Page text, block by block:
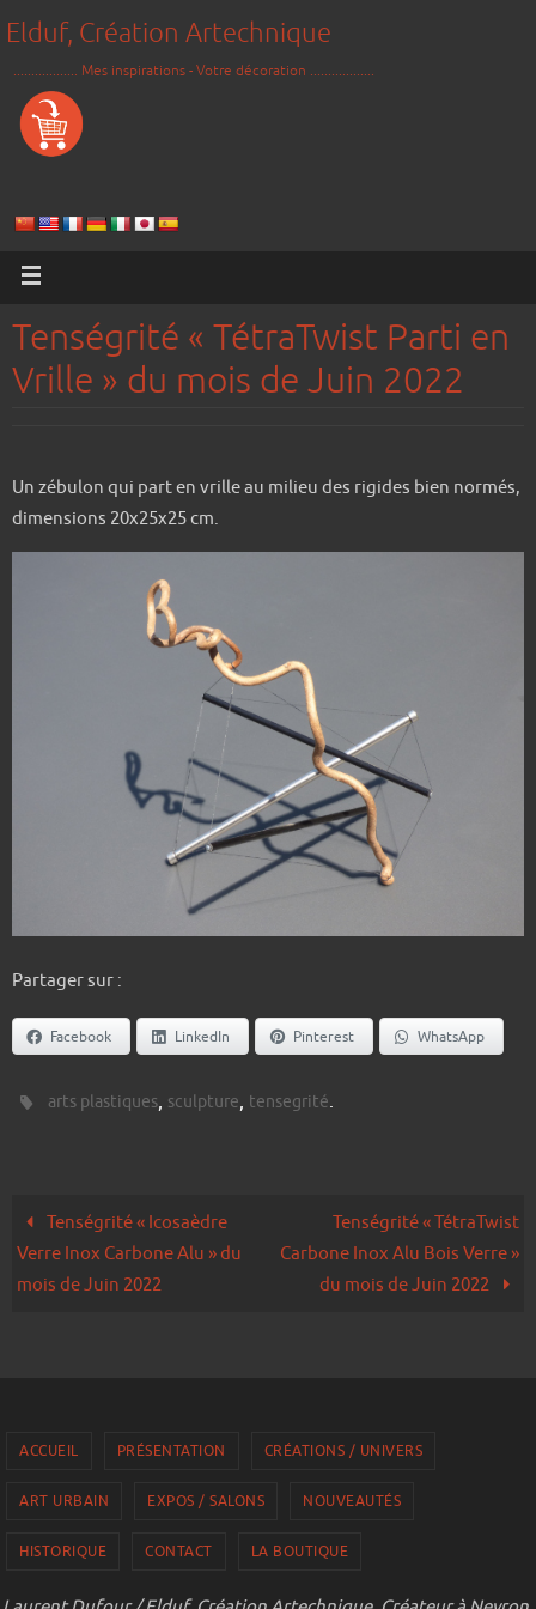
Elduf, Création Artechnique
.................. Mes inspirations - Votre décoration ..................
Tenségrité « TétraTwist Parti en
Vrille » du mois de Juin 2022
Un zébulon qui part en vrille au milieu des rigides bien normés,
dimensions 20x25x25 cm.
Partager sur :
Facebook LinkedIn Pinterest WhatsApp
arts plastiques, sculpture, tensegrité.
Tenségrité « Icosaèdre
Verre Inox Carbone Alu » du
mois de Juin 2022
Tenségrité « TétraTwist
Carbone Inox Alu Bois Verre »
du mois de Juin 2022
ACCUEIL PRÉSENTATION CRÉATIONS / UNIVERS
ART URBAIN EXPOS / SALONS NOUVEAUTÉS
HISTORIQUE CONTACT LA BOUTIQUE